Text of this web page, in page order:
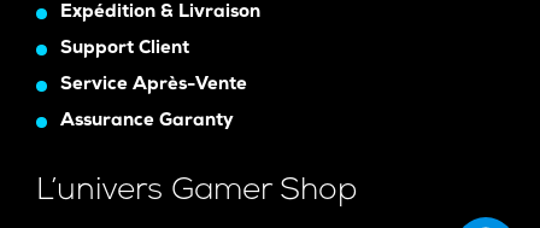
Expédition & Livraison
Support Client
Service Après-Vente
Assurance Garanty
L’univers Gamer Shop